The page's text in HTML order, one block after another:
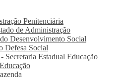
Penitenciária
de Administração
Desenvolvimento Social
Defesa Social
Estadual Educação